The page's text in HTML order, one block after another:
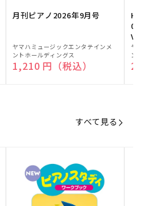
月刊ピアノ2026年9月号
販
売
元:
ヤマハミュージックエンタテインメ
ントホールディングス
通常価格
1,210 円（税込）
販
売
元:
ヤ
ン
すべて見る